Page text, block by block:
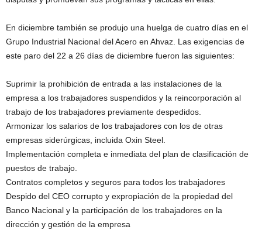
En diciembre también se produjo una huelga de cuatro días en el
Grupo Industrial Nacional del Acero en Ahvaz. Las exigencias de
este paro del 22 a 26 días de diciembre fueron las siguientes:
Suprimir la prohibición de entrada a las instalaciones de la
empresa a los trabajadores suspendidos y la reincorporación al
trabajo de los trabajadores previamente despedidos.
Armonizar los salarios de los trabajadores con los de otras
empresas siderúrgicas, incluida Oxin Steel.
Implementación completa e inmediata del plan de clasificación de
puestos de trabajo.
Contratos completos y seguros para todos los trabajadores
Despido del CEO corrupto y expropiación de la propiedad del
Banco Nacional y la participación de los trabajadores en la
dirección y gestión de la empresa